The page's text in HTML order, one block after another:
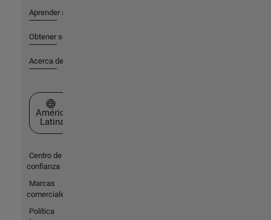
Aprender a utilizar
Obtener soporte
Acerca de MathWorks
Seleccione un país/idioma
América
Latina
Centro de
confianza
Marcas
comerciales
Política